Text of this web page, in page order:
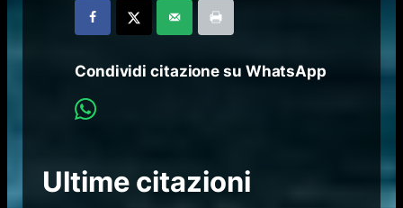
Condividi citazione su WhatsApp
Ultime citazioni